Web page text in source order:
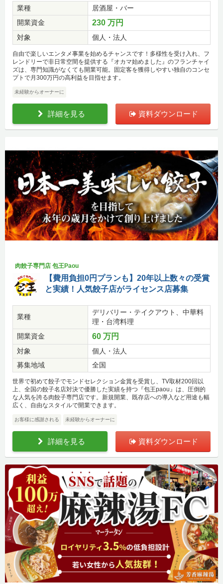
業種
居酒屋・バー
開業資金
230 万円
対象 個人・法人
自由で楽しいエンタメ事業を始めるチャンスです！多様性を受け入れ、フ
レンドリーで非日常空間を提供する『オカマ始めました』のフランチャイ
ズは、専門知識がなくても開業可能。固定客を獲得しやすい独自のコンセ
プトで月300万円の高利益を目指せます。
未経験からオーナーに
詳細を見る 資料ダウンロード
肉餃子専門店 包王Paou
【費用負担0円プランも】20年以上数々の受賞
と実績！人気餃子店がライセンス店募集
業種
デリバリー・テイクアウト、中華料
理・台湾料理
開業資金
60 万円
対象
個人・法人
募集地域
全国
世界で初めて餃子でモンドセレクション金賞を受賞し、TV取材200回以
上、全国の餃子名店対決で優勝した実績を持つ『包王paou』は、圧倒的
な人気を誇る肉餃子専門店です。新規開業、既存店への導入など用途も幅
広く、自由なスタイルで開業できます。
お客様に感謝される 未経験からオーナーに
詳細を見る 資料ダウンロード